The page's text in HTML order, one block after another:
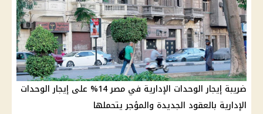
ضريبة إيجار الوحدات الإدارية في مصر 14% على إيجار الوحدات
الإدارية بالعقود الجديدة والمؤجر يتحملها